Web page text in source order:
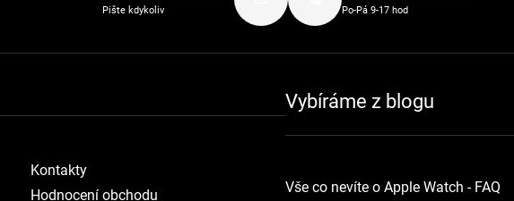
Pište kdykoliv Po-Pá 9-17 hod
Kontakty
Hodnocení obchodu
Vybíráme z blogu
Vše co nevíte o Apple Watch - FAQ